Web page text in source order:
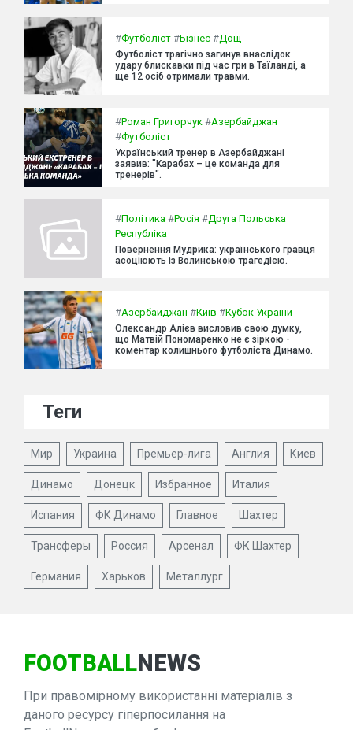
#Футболіст #Бізнес #Дощ
Футболіст трагічно загинув внаслідок
удару блискавки під час гри в Таїланді, а
ще 12 осіб отримали травми.
#Роман Григорчук #Азербайджан
#Футболіст
Український тренер в Азербайджані
заявив: "Карабах – це команда для
тренерів".
#Політика #Росія #Друга Польська
Республіка
Повернення Мудрика: українського гравця
асоціюють із Волинською трагедією.
#Азербайджан #Київ #Кубок України
Олександр Алієв висловив свою думку,
що Матвій Пономаренко не є зіркою -
коментар колишнього футболіста Динамо.
Теги
Мир Украина Премьер-лига Англия Киев
Динамо Донецк Избранное Италия
Испания ФК Динамо Главное Шахтер
Трансферы Россия Арсенал ФК Шахтер
Германия Харьков Металлург
FOOTBALLNEWS
При правомірному використанні матеріалів з
даного ресурсу гіперпосилання на